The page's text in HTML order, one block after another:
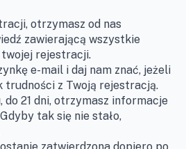
otrzymasz od nas
zawierającą wszystkie
rejestracji.
e-mail i daj nam znać, jeżeli
z Twoją rejestracją.
do 21 dni, otrzymasz informacje
tak się nie stało,